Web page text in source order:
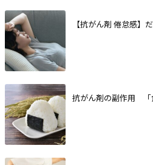
【抗がん剤 倦怠感】
抗がん剤の副作用 「